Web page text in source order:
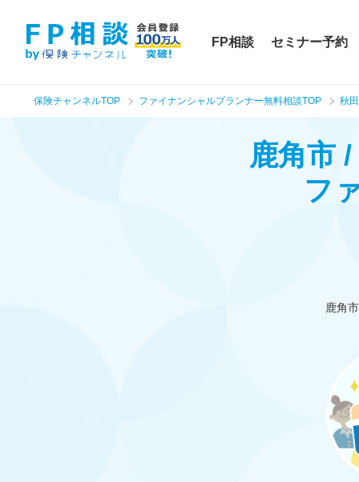
FP相談 セミナー予約
保険チャンネルTOP ファイナンシャルプランナー無料相談TOP 秋
鹿角市
フ
鹿角